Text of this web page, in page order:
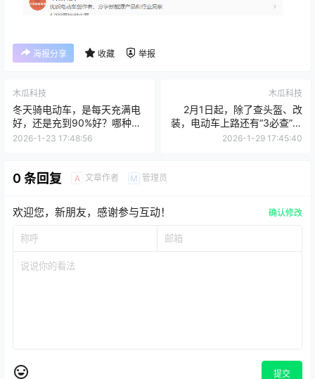
海报分享 收藏 举报
木瓜科技
冬天骑电动车，是每天充满电
好，还是充到90%好？哪种更
伤电池
2026-1-23 17:48:56
木瓜科技
2月1日起，除了查头盔、改
装，电动车上路还有“3必查”，
最高罚5000
2026-1-29 17:45:40
0 条回复 A 文章作者 M 管理员
欢迎您，新朋友，感谢参与互动！ 确认修改
提交